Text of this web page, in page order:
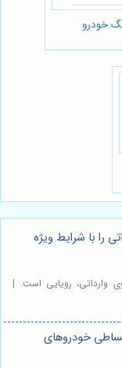
خودرو
را با شرایط ویژه
وارداتی، رویایی است. |
خودروهای